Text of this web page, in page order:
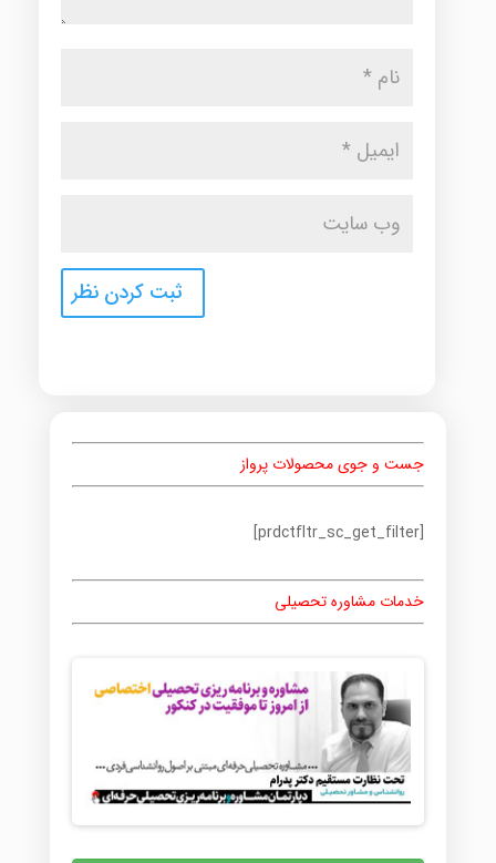
جست و جوی محصولات پرواز
[prdctfltr_sc_get_filter]
خدمات مشاوره تحصیلی